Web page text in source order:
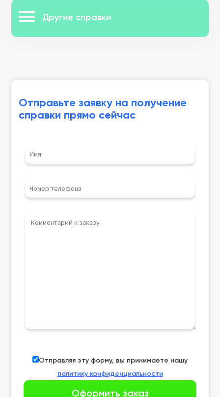
Другие справки
Отправьте заявку на получение
справки прямо сейчас
Отправляя эту форму, вы принимаете нашу
политику конфиденциальности